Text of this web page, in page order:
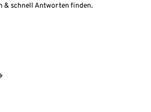
& schnell Antworten finden.